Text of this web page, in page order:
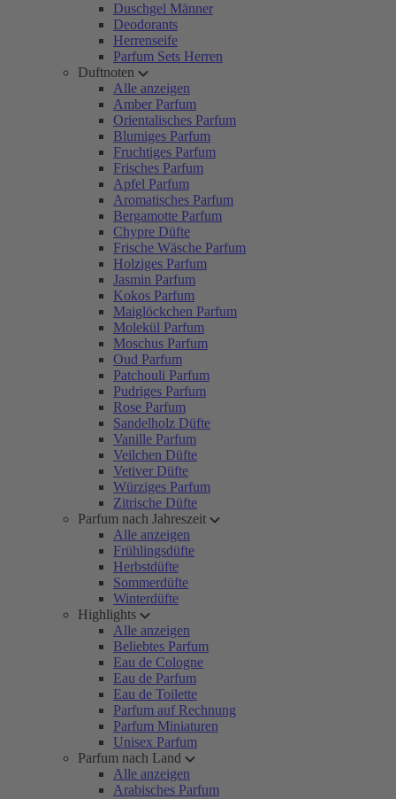
Duschgel Männer
Deodorants
Herrenseife
Parfum Sets Herren
Duftnoten
Alle anzeigen
Amber Parfum
Orientalisches Parfum
Blumiges Parfum
Fruchtiges Parfum
Frisches Parfum
Apfel Parfum
Aromatisches Parfum
Bergamotte Parfum
Chypre Düfte
Frische Wäsche Parfum
Holziges Parfum
Jasmin Parfum
Kokos Parfum
Maiglöckchen Parfum
Molekül Parfum
Moschus Parfum
Oud Parfum
Patchouli Parfum
Pudriges Parfum
Rose Parfum
Sandelholz Düfte
Vanille Parfum
Veilchen Düfte
Vetiver Düfte
Würziges Parfum
Zitrische Düfte
Parfum nach Jahreszeit
Alle anzeigen
Frühlingsdüfte
Herbstdüfte
Sommerdüfte
Winterdüfte
Highlights
Alle anzeigen
Beliebtes Parfum
Eau de Cologne
Eau de Parfum
Eau de Toilette
Parfum auf Rechnung
Parfum Miniaturen
Unisex Parfum
Parfum nach Land
Alle anzeigen
Arabisches Parfum